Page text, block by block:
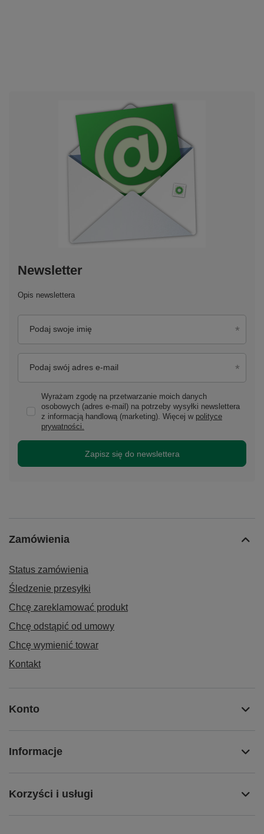
Newsletter
Opis newslettera
Podaj swoje imię
Podaj swój adres e-mail
Wyrażam zgodę na przetwarzanie moich danych
osobowych (adres e-mail) na potrzeby wysyłki newslettera
z informacją handlową (marketing). Więcej w polityce
prywatności.
Zapisz się do newslettera
Zamówienia
Status zamówienia
Śledzenie przesyłki
Chcę zareklamować produkt
Chcę odstąpić od umowy
Chcę wymienić towar
Kontakt
Konto
Informacje
Korzyści i usługi